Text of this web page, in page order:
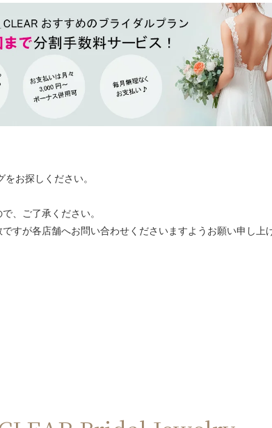
お探しください。
、ご了承ください。
すが各店舗へお問い合わせくださいますようお願い申し上